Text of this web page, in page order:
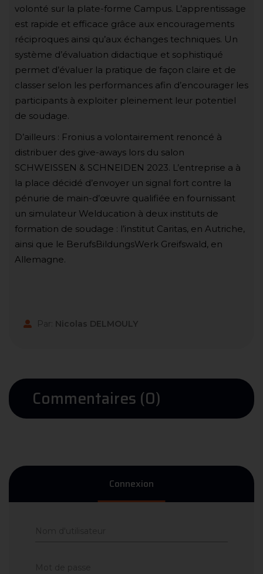
volonté sur la plate-forme Campus. L’apprentissage
est rapide et efficace grâce aux encouragements
réciproques ainsi qu’aux échanges techniques. Un
système d’évaluation didactique et sophistiqué
permet d’évaluer la pratique de façon claire et de
classer selon les performances afin d’encourager les
participants à exploiter pleinement leur potentiel
de soudage.
D’ailleurs : Fronius a volontairement renoncé à
distribuer des give-aways lors du salon
SCHWEISSEN & SCHNEIDEN 2023. L’entreprise a à
la place décidé d’envoyer un signal fort contre la
pénurie de main-d’œuvre qualifiée en fournissant
un simulateur Welducation à deux instituts de
formation de soudage : l’institut Caritas, en Autriche,
ainsi que le BerufsBildungsWerk Greifswald, en
Allemagne.
Par: Nicolas DELMOULY
Commentaires (0)
Connexion